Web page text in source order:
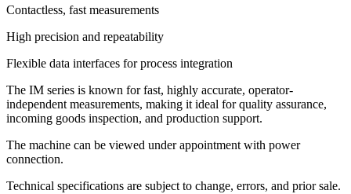
Contactless, fast measurements
High precision and repeatability
Flexible data interfaces for process integration
The IM series is known for fast, highly accurate, operator-
independent measurements, making it ideal for quality assurance,
incoming goods inspection, and production support.
The machine can be viewed under appointment with power
connection.
Technical specifications are subject to change, errors, and prior sale.